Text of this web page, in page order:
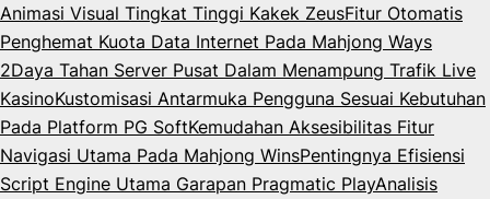
Animasi Visual Tingkat Tinggi Kakek ZeusFitur Otomatis
Penghemat Kuota Data Internet Pada Mahjong Ways
2Daya Tahan Server Pusat Dalam Menampung Trafik Live
KasinoKustomisasi Antarmuka Pengguna Sesuai Kebutuhan
Pada Platform PG SoftKemudahan Aksesibilitas Fitur
Navigasi Utama Pada Mahjong WinsPentingnya Efisiensi
Script Engine Utama Garapan Pragmatic PlayAnalisis